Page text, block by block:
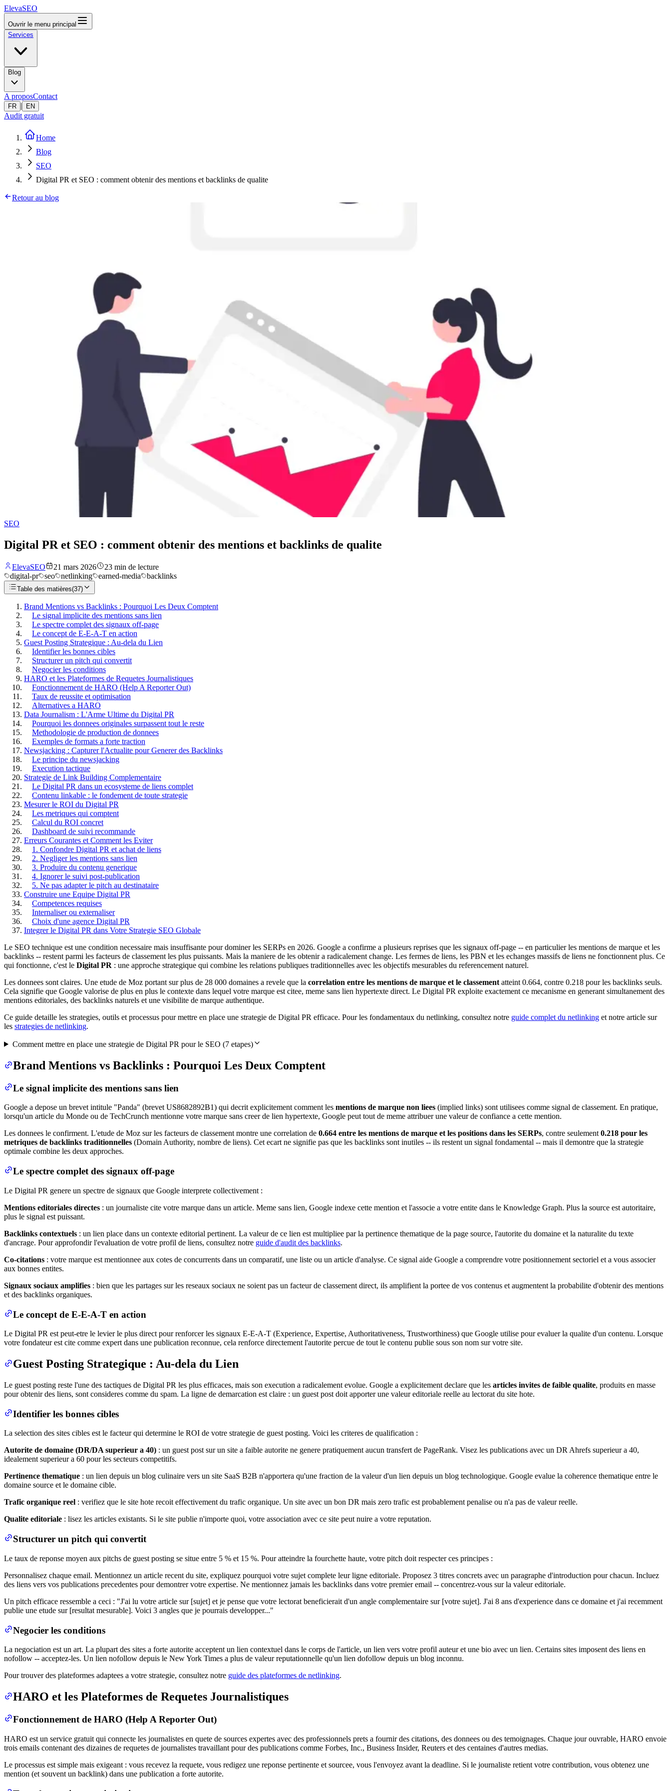
ElevaSEO
Ouvrir le menu principal
Services
Blog
A proposContact
FR | EN
Audit gratuit
Home
Blog
SEO
Digital PR et SEO : comment obtenir des mentions et backlinks de qualite
Retour au blog
SEO
Digital PR et SEO : comment obtenir des mentions et backlinks de qualite
ElevaSEO 21 mars 2026 23 min de lecture
digital-pr
seo netlinking earned-media backlinks
Table des matières(37)
Brand Mentions vs Backlinks : Pourquoi Les Deux Comptent
Le signal implicite des mentions sans lien
Le spectre complet des signaux off-page
Le concept de E-E-A-T en action
Guest Posting Strategique : Au-dela du Lien
Identifier les bonnes cibles
Structurer un pitch qui convertit
Negocier les conditions
HARO et les Plateformes de Requetes Journalistiques
Fonctionnement de HARO (Help A Reporter Out)
Taux de reussite et optimisation
Alternatives a HARO
Data Journalism : L'Arme Ultime du Digital PR
Pourquoi les donnees originales surpassent tout le reste
Methodologie de production de donnees
Exemples de formats a forte traction
Newsjacking : Capturer l'Actualite pour Generer des Backlinks
Le principe du newsjacking
Execution tactique
Strategie de Link Building Complementaire
Le Digital PR dans un ecosysteme de liens complet
Contenu linkable : le fondement de toute strategie
Mesurer le ROI du Digital PR
Les metriques qui comptent
Calcul du ROI concret
Dashboard de suivi recommande
Erreurs Courantes et Comment les Eviter
1. Confondre Digital PR et achat de liens
2. Negliger les mentions sans lien
3. Produire du contenu generique
4. Ignorer le suivi post-publication
5. Ne pas adapter le pitch au destinataire
Construire une Equipe Digital PR
Competences requises
Internaliser ou externaliser
Choix d'une agence Digital PR
Integrer le Digital PR dans Votre Strategie SEO Globale
Le SEO technique est une condition necessaire mais insuffisante pour dominer les SERPs en 2026. Google a confirme a plusieurs reprises que les signaux off-page -- en particulier les mentions de marque et les
backlinks -- restent parmi les facteurs de classement les plus puissants. Mais la maniere de les obtenir a radicalement change. Les fermes de liens, les PBN et les echanges massifs de liens ne fonctionnent plus. Ce
qui fonctionne, c'est le Digital PR : une approche strategique qui combine les relations publiques traditionnelles avec les objectifs mesurables du referencement naturel.
Les donnees sont claires. Une etude de Moz portant sur plus de 28 000 domaines a revele que la correlation entre les mentions de marque et le classement atteint 0.664, contre 0.218 pour les backlinks seuls.
Cela signifie que Google valorise de plus en plus le contexte dans lequel votre marque est citee, meme sans lien hypertexte direct. Le Digital PR exploite exactement ce mecanisme en generant simultanement des
mentions editoriales, des backlinks naturels et une visibilite de marque authentique.
Ce guide detaille les strategies, outils et processus pour mettre en place une strategie de Digital PR efficace. Pour les fondamentaux du netlinking, consultez notre guide complet du netlinking et notre article sur
les strategies de netlinking.
Comment mettre en place une strategie de Digital PR pour le SEO (7etapes)
Brand Mentions vs Backlinks : Pourquoi Les Deux Comptent
Le signal implicite des mentions sans lien
Google a depose un brevet intitule "Panda" (brevet US8682892B1) qui decrit explicitement comment les mentions de marque non liees (implied links) sont utilisees comme signal de classement. En pratique,
lorsqu'un article du Monde ou de TechCrunch mentionne votre marque sans creer de lien hypertexte, Google peut tout de meme attribuer une valeur de confiance a cette mention.
Les donnees le confirment. L'etude de Moz sur les facteurs de classement montre une correlation de 0.664 entre les mentions de marque et les positions dans les SERPs, contre seulement 0.218 pour les
metriques de backlinks traditionnelles (Domain Authority, nombre de liens). Cet ecart ne signifie pas que les backlinks sont inutiles -- ils restent un signal fondamental -- mais il demontre que la strategie
optimale combine les deux approches.
Le spectre complet des signaux off-page
Le Digital PR genere un spectre de signaux que Google interprete collectivement :
Mentions editoriales directes : un journaliste cite votre marque dans un article. Meme sans lien, Google indexe cette mention et l'associe a votre entite dans le Knowledge Graph. Plus la source est autoritaire,
plus le signal est puissant.
Backlinks contextuels : un lien place dans un contexte editorial pertinent. La valeur de ce lien est multipliee par la pertinence thematique de la page source, l'autorite du domaine et la naturalite du texte
d'ancrage. Pour approfondir l'evaluation de votre profil de liens, consultez notre guide d'audit des backlinks.
Co-citations : votre marque est mentionnee aux cotes de concurrents dans un comparatif, une liste ou un article d'analyse. Ce signal aide Google a comprendre votre positionnement sectoriel et a vous associer
aux bonnes entites.
Signaux sociaux amplifies : bien que les partages sur les reseaux sociaux ne soient pas un facteur de classement direct, ils amplifient la portee de vos contenus et augmentent la probabilite d'obtenir des mentions
et des backlinks organiques.
Le concept de E-E-A-T en action
Le Digital PR est peut-etre le levier le plus direct pour renforcer les signaux E-E-A-T (Experience, Expertise, Authoritativeness, Trustworthiness) que Google utilise pour evaluer la qualite d'un contenu. Lorsque
votre fondateur est cite comme expert dans une publication reconnue, cela renforce directement l'autorite percue de tout le contenu publie sous son nom sur votre site.
Guest Posting Strategique : Au-dela du Lien
Le guest posting reste l'une des tactiques de Digital PR les plus efficaces, mais son execution a radicalement evolue. Google a explicitement declare que les articles invites de faible qualite, produits en masse
pour obtenir des liens, sont consideres comme du spam. La ligne de demarcation est claire : un guest post doit apporter une valeur editoriale reelle au lectorat du site hote.
Identifier les bonnes cibles
La selection des sites cibles est le facteur qui determine le ROI de votre strategie de guest posting. Voici les criteres de qualification :
Autorite de domaine (DR/DA superieur a 40) : un guest post sur un site a faible autorite ne genere pratiquement aucun transfert de PageRank. Visez les publications avec un DR Ahrefs superieur a 40,
idealement superieur a 60 pour les secteurs competitifs.
Pertinence thematique : un lien depuis un blog culinaire vers un site SaaS B2B n'apportera qu'une fraction de la valeur d'un lien depuis un blog technologique. Google evalue la coherence thematique entre le
domaine source et le domaine cible.
Trafic organique reel : verifiez que le site hote recoit effectivement du trafic organique. Un site avec un bon DR mais zero trafic est probablement penalise ou n'a pas de valeur reelle.
Qualite editoriale : lisez les articles existants. Si le site publie n'importe quoi, votre association avec ce site peut nuire a votre reputation.
Structurer un pitch qui convertit
Le taux de reponse moyen aux pitchs de guest posting se situe entre 5 % et 15 %. Pour atteindre la fourchette haute, votre pitch doit respecter ces principes :
Personnalisez chaque email. Mentionnez un article recent du site, expliquez pourquoi votre sujet complete leur ligne editoriale. Proposez 3 titres concrets avec un paragraphe d'introduction pour chacun. Incluez
des liens vers vos publications precedentes pour demontrer votre expertise. Ne mentionnez jamais les backlinks dans votre premier email -- concentrez-vous sur la valeur editoriale.
Un pitch efficace ressemble a ceci : "J'ai lu votre article sur [sujet] et je pense que votre lectorat beneficierait d'un angle complementaire sur [votre sujet]. J'ai 8 ans d'experience dans ce domaine et j'ai recemment
publie une etude sur [resultat mesurable]. Voici 3 angles que je pourrais developper..."
Negocier les conditions
La negociation est un art. La plupart des sites a forte autorite acceptent un lien contextuel dans le corps de l'article, un lien vers votre profil auteur et une bio avec un lien. Certains sites imposent des liens en
nofollow -- acceptez-les. Un lien nofollow depuis le New York Times a plus de valeur reputationnelle qu'un lien dofollow depuis un blog inconnu.
Pour trouver des plateformes adaptees a votre strategie, consultez notre guide des plateformes de netlinking.
HARO et les Plateformes de Requetes Journalistiques
Fonctionnement de HARO (Help A Reporter Out)
HARO est un service gratuit qui connecte les journalistes en quete de sources expertes avec des professionnels prets a fournir des citations, des donnees ou des temoignages. Chaque jour ouvrable, HARO envoie
trois emails contenant des dizaines de requetes de journalistes travaillant pour des publications comme Forbes, Inc., Business Insider, Reuters et des centaines d'autres medias.
Le processus est simple mais exigeant : vous recevez la requete, vous redigez une reponse pertinente et sourcee, vous l'envoyez avant la deadline. Si le journaliste retient votre contribution, vous obtenez une
mention (et souvent un backlink) dans une publication a forte autorite.